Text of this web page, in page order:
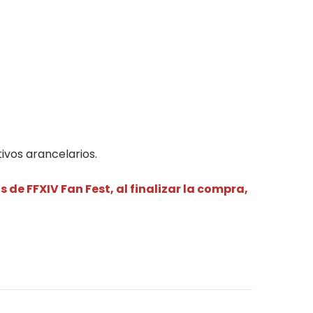
arancelarios.
FFXIV Fan Fest, al finalizar la compra,